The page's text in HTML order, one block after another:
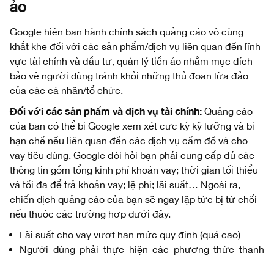
ảo
Google hiện ban hành chính sách quảng cáo vô cùng
khắt khe đối với các sản phẩm/dịch vụ liên quan đến lĩnh
vực tài chính và đầu tư, quản lý tiền ảo nhằm mục đích
bảo vệ người dùng tránh khỏi những thủ đoạn lừa đảo
của các cá nhân/tổ chức.
Đối với các sản phẩm và dịch vụ tài chính: Quảng cáo
của bạn có thể bị Google xem xét cực kỳ kỹ lưỡng và bị
hạn chế nếu liên quan đến các dịch vụ cầm đồ và cho
vay tiêu dùng. Google đòi hỏi bạn phải cung cấp đủ các
thông tin gồm tổng kinh phí khoản vay; thời gian tối thiểu
và tối đa để trả khoản vay; lệ phí; lãi suất… Ngoài ra,
chiến dịch quảng cáo của bạn sẽ ngay lập tức bị từ chối
nếu thuộc các trường hợp dưới đây.
Lãi suất cho vay vượt hạn mức quy định (quá cao)
Người dùng phải thực hiện các phương thức thanh